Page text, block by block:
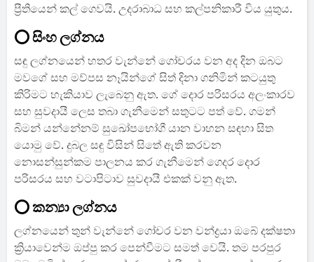
ප්‍රීතියෙන් කල් ගෙවයි. උදරාබාධ සහ කල්පනිකාරී විය යුතුය.
⭕ සිංහ ලග්නය
සඳු ලග්නයෙන් හතර වැන්නේ ගෝචරය වන අද දින ඔබට
මවගේ සහ මව්පස නෑයින්ගේ සිත් දිනා ගනිමින් කටයුතු
කිරිමට හැකියාව ලැබෙනු ඇත. ගේ දොර පරිසරය අලංකාරව
සහ සුවදායී ලෙස තබා ගැනීමෙන් සතුටට පත් වේ. ගමන්
බිමන් යන්නේනම් සුඛෝපභෝගී යාන වාහන සඳහා සිත
යොමු වේ. දුබල සඳු විසින් සිතේ ඇති කරවන
නොසන්සුන්කම පාලනය කර ගැනීමෙන් ගෙදර දොර
පරිසරය සහ වටාපිටාව සුවදායී එකක් වනු ඇත.
⭕ කන්‍යා ලග්නය
ලග්නයෙන් තුන් වැන්නේ ගෝචර වන වන්ද්‍රයා ඔබේ දක්ෂතා
ක්‍රියාවෙන්ම ඔප්පු කර පෙන්වීමට සමත් වෙයි. තම පරපුර